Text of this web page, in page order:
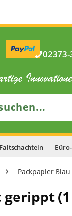
02373-
Packpapier